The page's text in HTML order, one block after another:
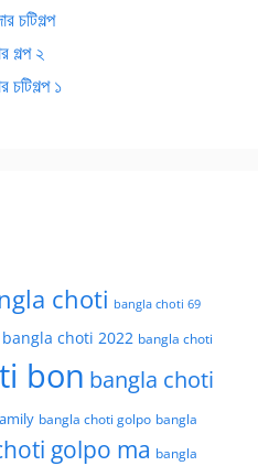
চটিগল্প
গল্প ২
চটিগল্প ১
choti bangla choti 69
bangla choti 2022 bangla choti
bon bangla choti
bangla choti golpo bangla
golpo ma bangla